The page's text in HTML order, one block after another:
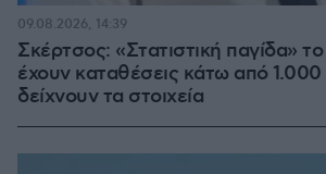
Σκέρτσος: «Στατιστική παγίδα»
έχουν καταθέσεις κάτω από 1.000
δείχνουν τα στοιχεία
09.08.2026, 14:39